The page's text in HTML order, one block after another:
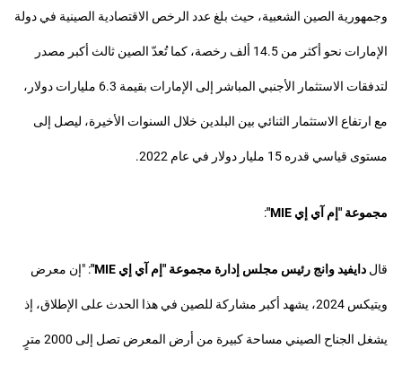
وجمهورية الصين الشعبية، حيث بلغ عدد الرخص الاقتصادية الصينية في دولة
الإمارات نحو أكثر من 14.5 ألف رخصة، كما تُعدّ الصين ثالث أكبر مصدر
لتدفقات الاستثمار الأجنبي المباشر إلى الإمارات بقيمة 6.3 مليارات دولار،
مع ارتفاع الاستثمار الثنائي بين البلدين خلال السنوات الأخيرة، ليصل إلى
مستوى قياسي قدره 15 مليار دولار في عام 2022.
مجموعة "إم آي إي MIE
"
:
قال دايفيد وانج رئيس مجلس إدارة مجموعة "إم آي إي MIE
": "إن معرض
ويتيكس 2024، يشهد أكبر مشاركة للصين في هذا الحدث على الإطلاق، إذ
يشغل الجناح الصيني مساحة كبيرة من أرض المعرض تصل إلى 2000 مترٍ